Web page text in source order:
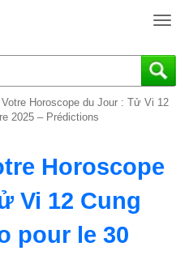
T
g
g
v
Votre Horoscope du Jour : Tử Vi 12
2025 – Prédictions
Horoscope
Vi 12 Cung
pour le 30